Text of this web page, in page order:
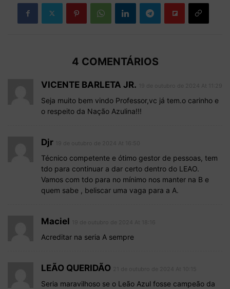
4 COMENTÁRIOS
VICENTE BARLETA JR.
Seja muito bem vindo Professor,vc já tem.o carinho e
o respeito da Nação Azulina!!!
Djr
Técnico competente e ótimo gestor de pessoas, tem
tdo para continuar a dar certo dentro do LEAO.
Vamos com tdo para no mínimo nos manter na B e
quem sabe , beliscar uma vaga para a A.
Maciel
Acreditar na seria A sempre
LEÃO QUERIDÃO
Seria maravilhoso se o Leão Azul fosse campeão da